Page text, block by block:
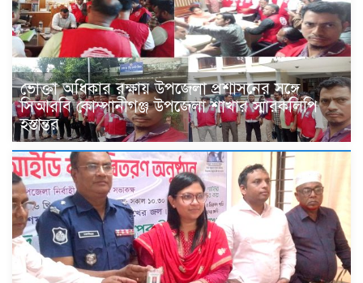
ভোক্তা অধিকার রক্ষায় উপজেলা প্রশাসনের সঙ্গে
সিআরবি কোম্পানীগঞ্জ উপজেলা শাখার স্মারকলিপি
হস্তান্তর